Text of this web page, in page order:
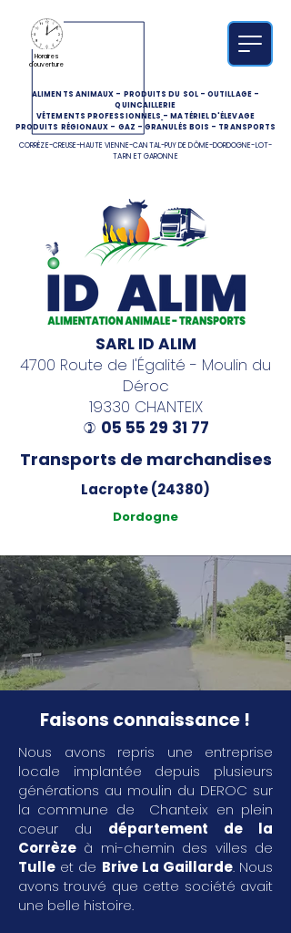
ALIMENTS ANIMAUX - PRODUITS DU SOL-OUTILLAGE-
QUINCAILLERIE
VÊTEMENTS PROFESSIONNELS -MATÉRIEL D'ÉLEVAGE
PRODUITS RÉGIONAUX - GAZ -GRANULÉS BOIS - TRANSPORTS
CORRÈZE-CREUSE-HAUTE VIENNE-CANTAL-PUY DE DÔME-DORDOGNE-LOT-
TARN ET GARONNE
Horaires
d'ouverture
SARL ID ALIM
4700 Route de l'Égalité - Moulin du
Déroc
19330 CHANTEIX
) 05 55 29 31 77
Transports de marchandises
Lacropte (24380)
Dordogne
Faisons connaissance !
Nous avons repris une entreprise
locale implantée depuis plusieurs
générations au moulin du DEROC sur
la commune de Chanteix en plein
coeur du département de la
Corrèze à mi-chemin des villes de
Tulle et de Brive La Gaillarde. Nous
avons trouvé que cette société avait
une belle histoire.